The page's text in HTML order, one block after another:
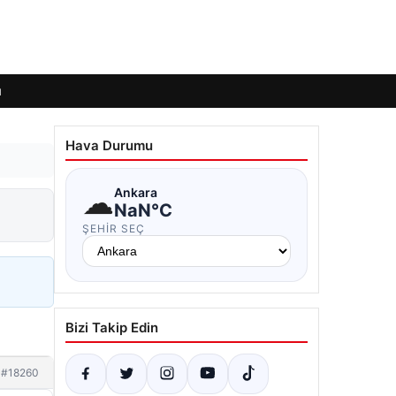
#18260
Hava Durumu
☁Ankara
NaN°C
ŞEHIR SEÇ
Bizi Takip Edin